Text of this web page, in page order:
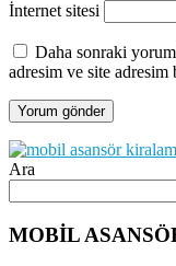
İnternet sitesi
Daha sonraki
adresim ve site adresim
Ara
MOBİL